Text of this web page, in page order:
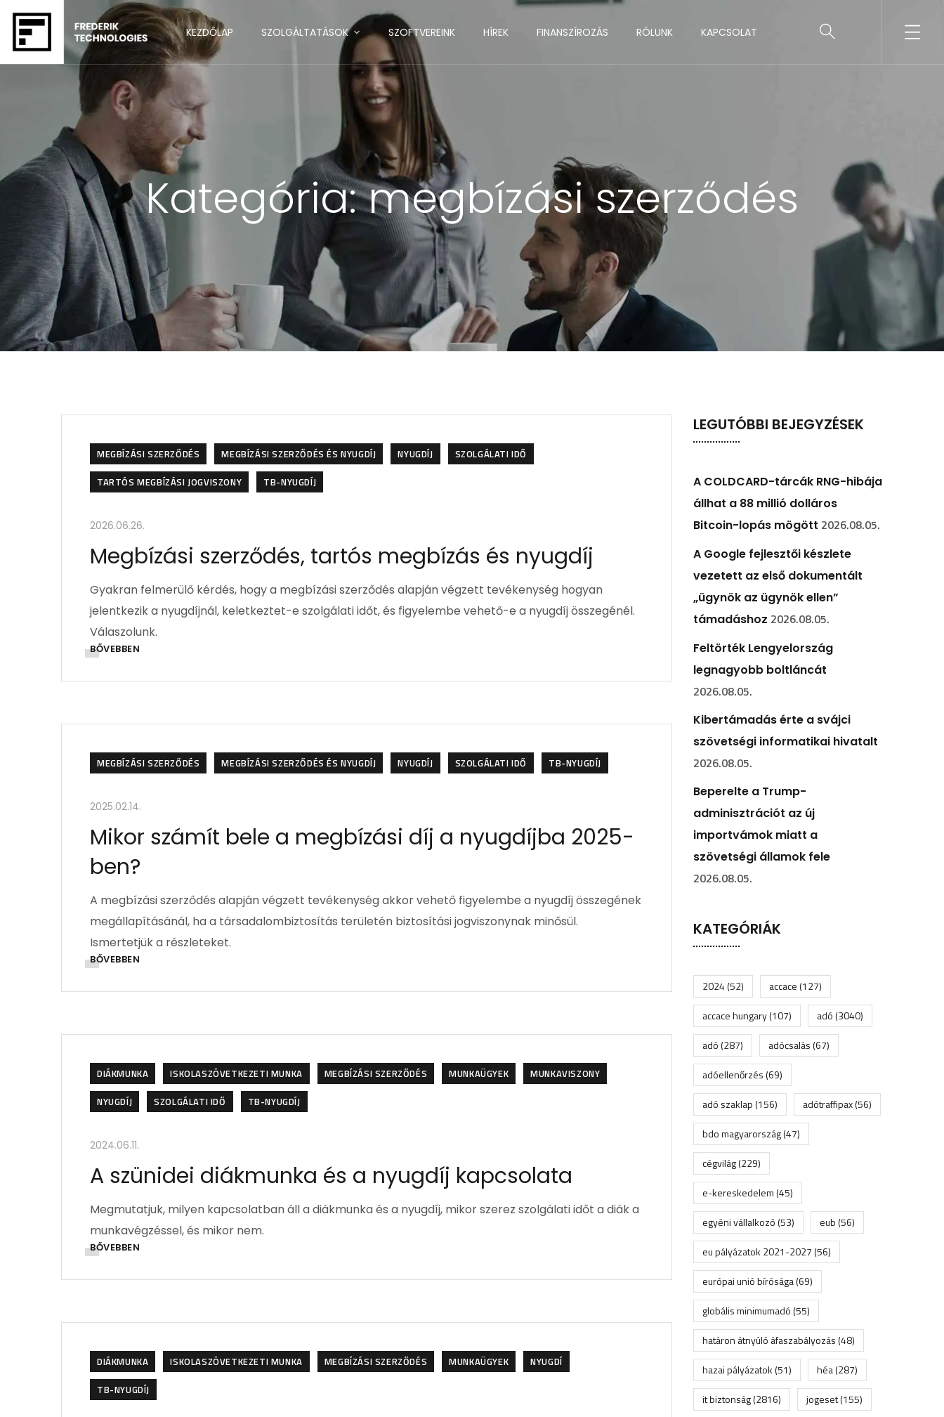
KEZDŐLAP SZOLGÁLTATÁSOK SZOFTVEREINK HÍREK FINANSZÍROZÁS RÓLUNK KAPCSOLAT
Kategória:megbízási szerződés
MEGBÍZÁSI SZERZŐDÉS MEGBÍZÁSI SZERZŐDÉS ÉS NYUGDÍJ NYUGDÍJ
SZOLGÁLATI IDŐ
TARTÓS MEGBÍZÁSI JOGVISZONY
TB-NYUGDÍJ
2026.06.26.
Megbízási szerződés, tartós megbízás és nyugdíj
Gyakran felmerülő kérdés, hogy a megbízási szerződés alapján végzett tevékenység hogyan
jelentkezik a nyugdíjnál, keletkeztet-e szolgálati időt, és figyelembe vehető-e a nyugdíj összegénél.
Válaszolunk.
BŐVEBBEN
MEGBÍZÁSI SZERZŐDÉS MEGBÍZÁSI SZERZŐDÉS ÉS NYUGDÍJ NYUGDÍJ SZOLGÁLATI IDŐ TB-NYUGDÍJ
2025.02.14.
Mikor számít bele a megbízási díj a nyugdíjba 2025-
ben?
A megbízási szerződés alapján végzett tevékenység akkor vehető figyelembe a nyugdíj összegének
megállapításánál, ha a társadalombiztosítás területén biztosítási jogviszonynak minősül.
Ismertetjük a részleteket.
BŐVEBBEN
DIÁKMUNKA ISKOLASZÖVETKEZETI MUNKA MEGBÍZÁSI SZERZŐDÉS MUNKAÜGYEK
MUNKAVISZONY
NYUGDÍJ
SZOLGÁLATI IDŐ TB-NYUGDÍJ
2024.06.11.
A szünidei diákmunka és a nyugdíj kapcsolata
Megmutatjuk, milyen kapcsolatban áll a diákmunka és a nyugdíj, mikor szerez szolgálati időt a diák a
munkavégzéssel, és mikor nem.
BŐVEBBEN
DIÁKMUNKA ISKOLASZÖVETKEZETI MUNKA MEGBÍZÁSI SZERZŐDÉS MUNKAÜGYEK
NYUGDÍ
TB-NYUGDÍJ
LEGUTÓBBI BEJEGYZÉSEK
A COLDCARD-tárcák RNG-hibája
állhat a 88 millió dolláros
Bitcoin-lopás mögött 2026.08.05.
A Google fejlesztői készlete
vezetett az első dokumentált
„ügynök az ügynök ellen”
támadáshoz 2026.08.05.
Feltörték Lengyelország
legnagyobb boltláncát
2026.08.05.
Kibertámadás érte a svájci
szövetségi informatikai hivatalt
2026.08.05.
Beperelte a Trump-
adminisztrációt az új
importvámok miatt a
szövetségi államok fele
2026.08.05.
KATEGÓRIÁK
2024(52) accace(127)
accace hungary(107) adó(3040)
adó(287) adócsalás(67)
adóellenőrzés(69)
adó szaklap(156) adótraffipax(56)
bdo magyarország(47)
cégvilág(229)
e-kereskedelem(45)
egyéni vállalkozó(53) eub(56)
eu pályázatok 2021-2027(56)
európai unió bírósága(69)
globális minimumadó(55)
határon átnyúló áfaszabályozás(48)
hazai pályázatok(51) héa(287)
it biztonság(2816) jogeset(155)